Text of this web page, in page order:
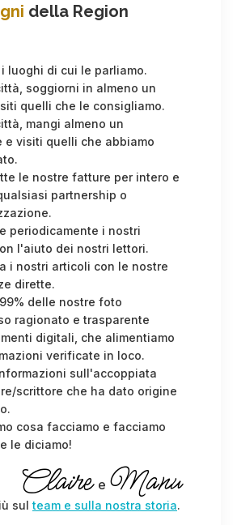
della Region
luoghi di cui le parliamo.
soggiorni in almeno un
quelli che le consigliamo.
mangi almeno un
e visiti quelli che abbiamo
le nostre fatture per intero e
partnership o
periodicamente i nostri
l'aiuto dei nostri lettori.
i nostri articoli con le nostre
dirette.
delle nostre foto
ragionato e trasparente
digitali, che alimentiamo
verificate in loco.
sull'accoppiata
scrittore che ha dato origine
cosa facciamo e facciamo
le diciamo!
Claire e Manu
sulteam e sulla nostra storia.